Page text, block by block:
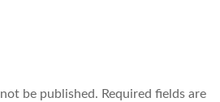
be published. Required fields are